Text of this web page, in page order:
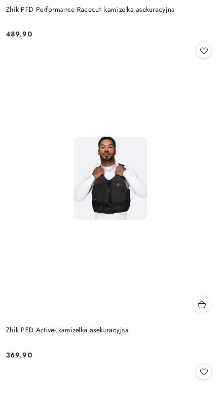
Zhik PFD Performance Racecut- kamizelka asekuracyjna
Cena:
489.90
Zhik PFD Active- kamizelka asekuracyjna
Cena:
369.90